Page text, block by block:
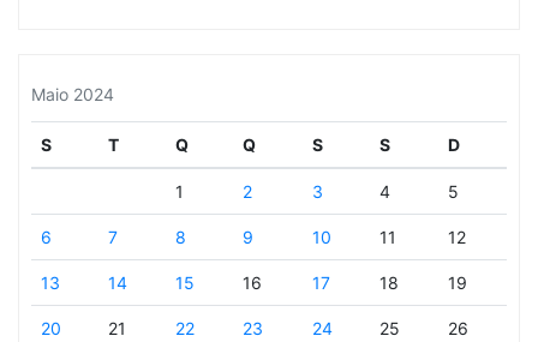
Maio 2024
S T Q Q S S D
1 2 3 4 5
6 7 8 9 10 11 12
13 14 15 16 17 18 19
20 21 22 23 24 25 26